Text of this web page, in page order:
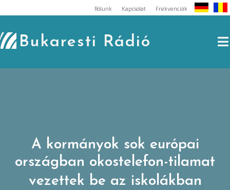
to
content
Rólunk Kapcsolat Frekvenciák
Bukaresti Rádió
A kormányok sok európai
országban okostelefon-tilamat
vezettek be az iskolákban